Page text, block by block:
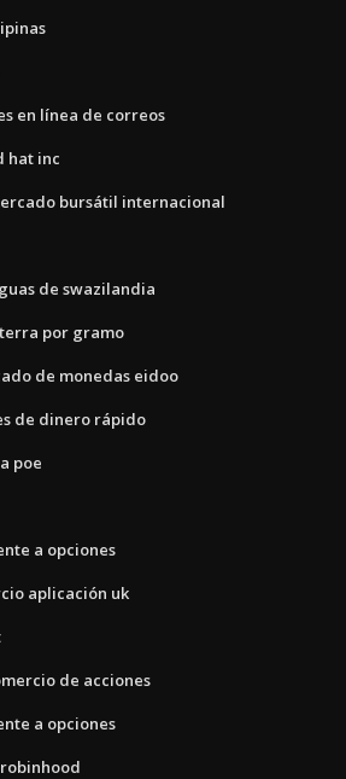
en línea de correos
hat inc
bursátil internacional
de swazilandia
por gramo
de monedas eidoo
de dinero rápido
poe
a opciones
aplicación uk
de acciones
a opciones